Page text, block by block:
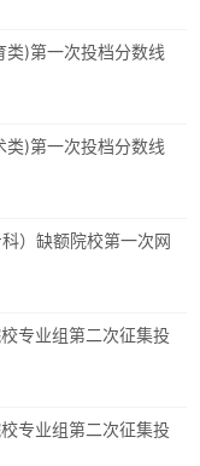
)第一次投档分数线
)第一次投档分数线
）缺额院校第一次网
专业组第二次征集投
专业组第二次征集投